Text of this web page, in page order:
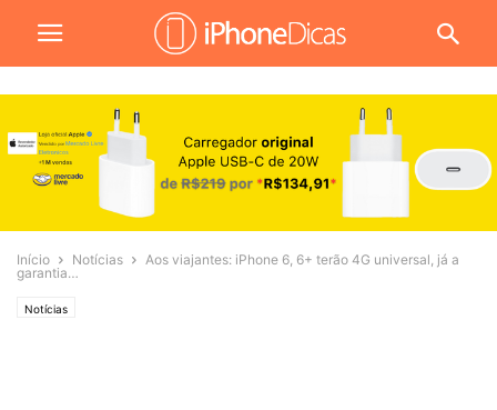
Início Notícias
Aos viajantes: iPhone 6, 6+ terão 4G universal, já a
garantia…
Notícias